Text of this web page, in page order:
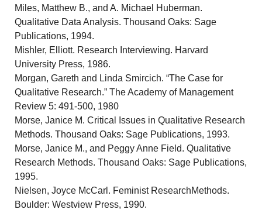
Miles, Matthew B., and A. Michael Huberman.
Qualitative Data Analysis. Thousand Oaks: Sage
Publications, 1994.
Mishler, Elliott. Research Interviewing. Harvard
University Press, 1986.
Morgan, Gareth and Linda Smircich. “The Case for
Qualitative Research.” The Academy of Management
Review 5: 491-500, 1980
Morse, Janice M. Critical Issues in Qualitative Research
Methods. Thousand Oaks: Sage Publications, 1993.
Morse, Janice M., and Peggy Anne Field. Qualitative
Research Methods. Thousand Oaks: Sage Publications,
1995.
Nielsen, Joyce McCarl. Feminist ResearchMethods.
Boulder: Westview Press, 1990.